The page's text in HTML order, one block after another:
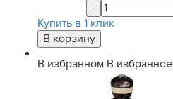
-
Купить в 1 клик
В избранном В избранное